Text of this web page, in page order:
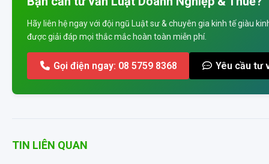
Hãy liên hệ ngay với đội ngũ Luật sư & chuyên gia kinh tế giàu
được giải đáp mọi thắc mắc hoàn toàn miễn phí.
Gọi điện ngay: 08 5759 8368 Yêu cầu tư
TIN LIÊN QUAN